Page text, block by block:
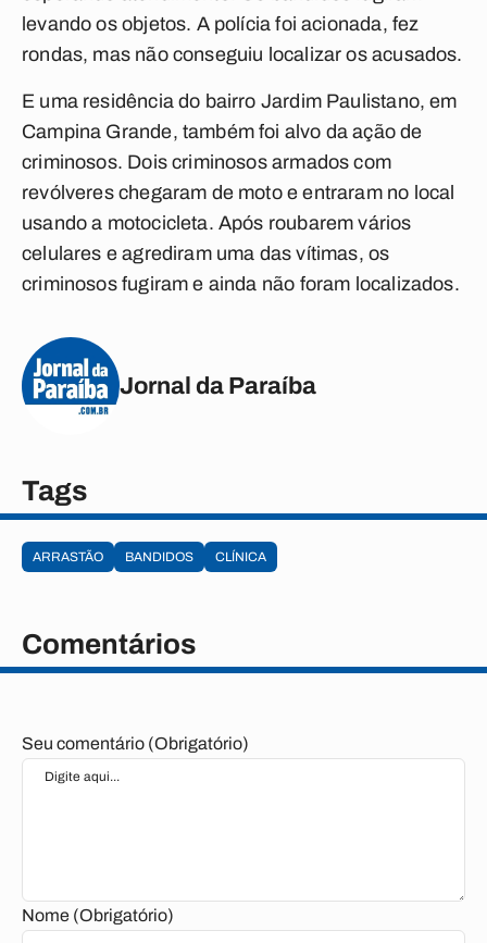
levando os objetos. A polícia foi acionada, fez
rondas, mas não conseguiu localizar os acusados.
E uma residência do bairro Jardim Paulistano, em
Campina Grande, também foi alvo da ação de
criminosos. Dois criminosos armados com
revólveres chegaram de moto e entraram no local
usando a motocicleta. Após roubarem vários
celulares e agrediram uma das vítimas, os
criminosos fugiram e ainda não foram localizados.
Jornal da Paraíba
Tags
ARRASTÃO BANDIDOS CLÍNICA
Comentários
Seu comentário (Obrigatório)
Nome (Obrigatório)